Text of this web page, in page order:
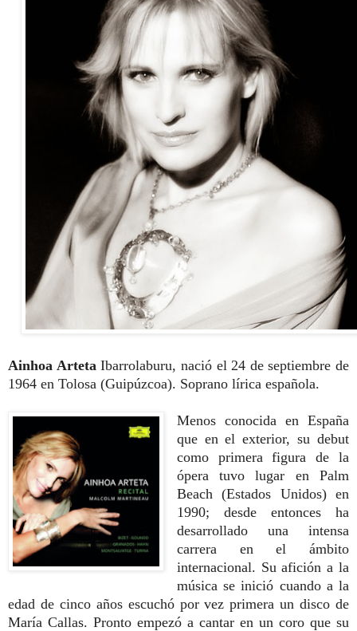
Ainhoa Arteta Ibarrolaburu, nació el 24 de septiembre de
1964 en Tolosa (Guipúzcoa). Soprano lírica española.
Menos conocida en España
que en el exterior, su debut
como primera figura de la
ópera tuvo lugar en Palm
Beach (Estados Unidos) en
1990; desde entonces ha
desarrollado una intensa
carrera en el ámbito
internacional. Su afición a la
música se inició cuando a la
edad de cinco años escuchó por vez primera un disco de
María Callas. Pronto empezó a cantar en un coro que su